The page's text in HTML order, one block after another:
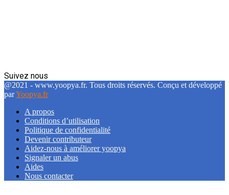
Suivez nous
Facebook
Twitter
Linkedin
@2021 - www.yoopya.fr. Tous droits réservés. Conçu et développé
parYoopya.fr
A propos
Conditions d’utilisation
Politique de confidentialité
Devenir contributeur
Aidez-nous à améliorer yoopya
Signaler un abus
Aides
Nous contacter